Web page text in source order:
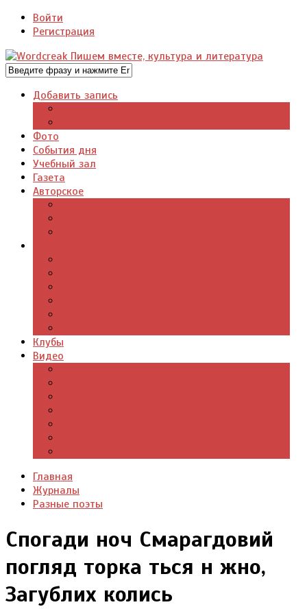
Войти
Регистрация
Добавить запись
Фото
События дня
Учебный зал
Газета
Авторское
Клубы
Видео
Главная
Журналы
Разные поэты
Спогади ноч Смарагдовий
погляд торка ться н жно,
Загублих колись